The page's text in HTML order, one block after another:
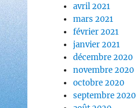
avril 2021
mars 2021
février 2021
janvier 2021
décembre 2020
novembre 2020
octobre 2020
septembre 2020